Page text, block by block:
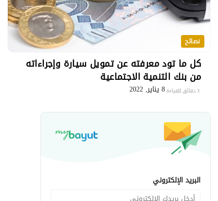
نصائح
كل ما تود معرفته عن تمويل سيارة وإجراءاته
من بنك التنمية الاجتماعية
3 دقائق للقراءة 8 يناير, 2022
البريد الإلكتروني